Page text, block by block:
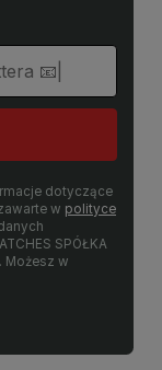
dotyczące
w polityce
SPÓŁKA
Możesz w